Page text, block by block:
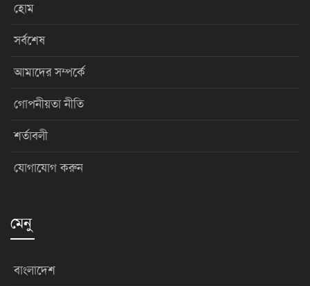
হোম
সর্বশেষ
আমাদের সম্পর্কে
গোপনীয়তা নীতি
শর্তাবলী
যোগাযোগ করুন
মেনু
বাংলাদেশ